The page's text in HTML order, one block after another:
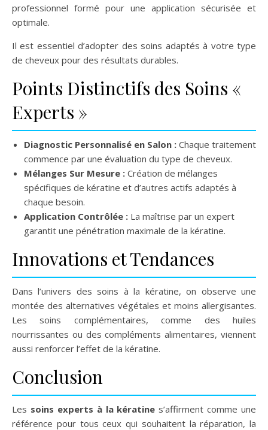
professionnel formé pour une application sécurisée et
optimale.
Il est essentiel d’adopter des soins adaptés à votre type
de cheveux pour des résultats durables.
Points Distinctifs des Soins «
Experts »
Diagnostic Personnalisé en Salon : Chaque traitement
commence par une évaluation du type de cheveux.
Mélanges Sur Mesure : Création de mélanges
spécifiques de kératine et d’autres actifs adaptés à
chaque besoin.
Application Contrôlée : La maîtrise par un expert
garantit une pénétration maximale de la kératine.
Innovations et Tendances
Dans l’univers des soins à la kératine, on observe une
montée des alternatives végétales et moins allergisantes.
Les soins complémentaires, comme des huiles
nourrissantes ou des compléments alimentaires, viennent
aussi renforcer l’effet de la kératine.
Conclusion
Les soins experts à la kératine s’affirment comme une
référence pour tous ceux qui souhaitent la réparation, la